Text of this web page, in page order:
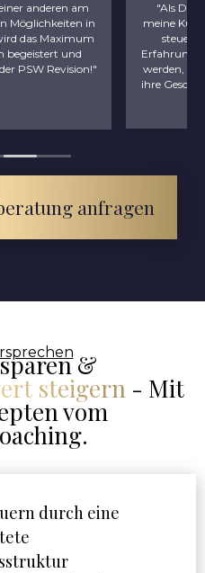
die mit keiner anderen am
Spektrum an Möglichkeiten in
Hier wird das Maximum
– ich bin begeistert und
dem Team der PSW Revision!"
anfragen
&
steigern - Mit
vom
durch eine